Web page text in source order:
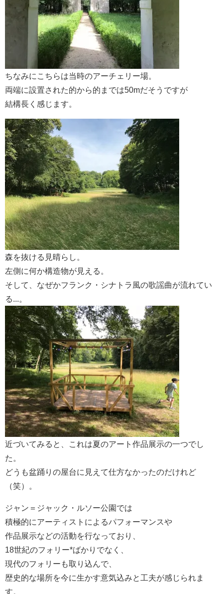
ちなみにこちらは当時のアーチェリー場。
両端に設置された的から的までは50mだそうですが
結構長く感じます。
森を抜ける見晴らし。
左側に何か構造物が見える。
そして、なぜかフランク・シナトラ風の歌謡曲が流れてい
る...。
近づいてみると、これは夏のアート作品展示の一つでし
た。
どうも盆踊りの屋台に見えて仕方なかったのだけれど
（笑）。
ジャン＝ジャック・ルソー公園では
積極的にアーティストによるパフォーマンスや
作品展示などの活動を行なっており、
18世紀のフォリー*ばかりでなく、
現代のフォリーも取り込んで、
歴史的な場所を今に生かす意気込みと工夫が感じられま
す。